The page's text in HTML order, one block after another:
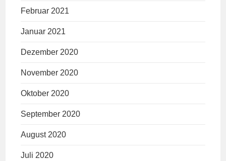
Februar 2021
Januar 2021
Dezember 2020
November 2020
Oktober 2020
September 2020
August 2020
Juli 2020